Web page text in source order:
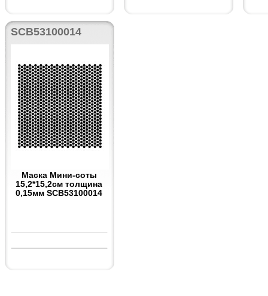
SCB53100014
Маска Мини-соты
15,2*15,2см толщина
0,15мм SCB53100014